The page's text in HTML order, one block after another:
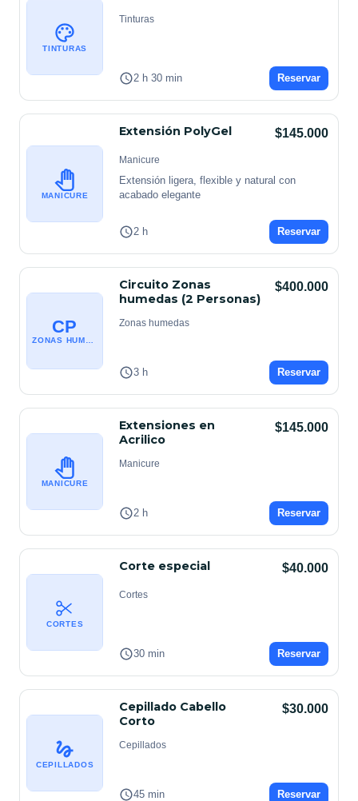
TINTURAS
Tinturas
2 h 30 min Reservar
MANICURE
Extensión PolyGel $145.000
Manicure
Extensión ligera, flexible y natural con
acabado elegante
2 h Reservar
CP
Circuito Zonas
humedas (2 Personas)
$400.000
Zonas humedas
3 h Reservar
MANICURE
Extensiones en
Acrilico
$145.000
Manicure
2 h Reservar
CORTES
Corte especial $40.000
Cortes
30 min Reservar
CEPILLADOS
Cepillado Cabello
Corto
$30.000
Cepillados
45 min Reservar